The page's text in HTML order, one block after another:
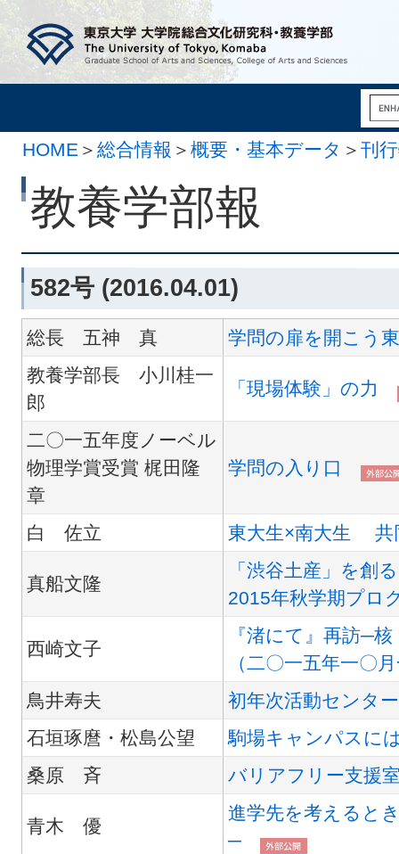
HOME ＞ 総合情報 ＞ 概要・基本データ ＞ 刊
月 1日）
教養学部報
582号 (2016.04.01)
総長 五神 真
学問の扉を開こう
教養学部長 小川桂一
郎
「現場体験」の力
二〇一五年度ノーベル
物理学賞受賞 梶田隆
章
学問の入り口
白 佐立 東大生×南大生 共
真船文隆
「渋谷土産」を
2015年秋学期プロ
西崎文子
『渚にて』再訪─
（二〇一五年一〇
鳥井寿夫
初年次活動センター
石垣琢麿・松島公望
駒場キャンパスに
桑原 斉
バリアフリー支援
青木 優
進学先を考えると
─